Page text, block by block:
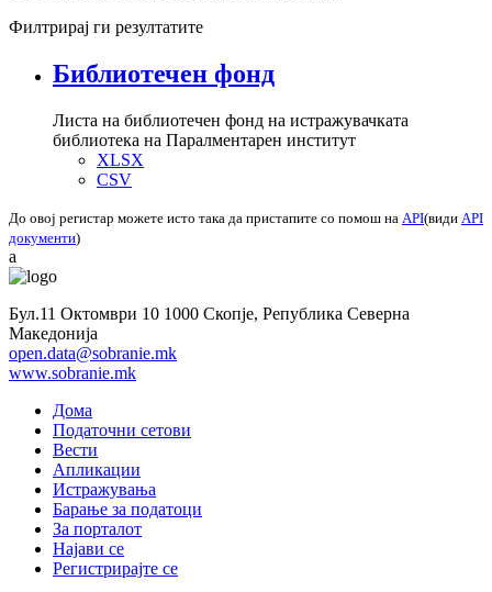
Филтрирај ги резултатите
Библиотечен фонд
Листа на библиотечен фонд на истражувачката
библиотека на Паралментарен институт
XLSX
CSV
До овој регистар можете исто така да пристапите со помош на API(види API
документи)
a
Бул.11 Октомври 10 1000 Скопје, Република Северна
Македонија
open.data@sobranie.mk
www.sobranie.mk
Дома
Податочни сетови
Вести
Апликации
Истражувања
Барање за податоци
За порталот
Најави се
Регистрирајте се